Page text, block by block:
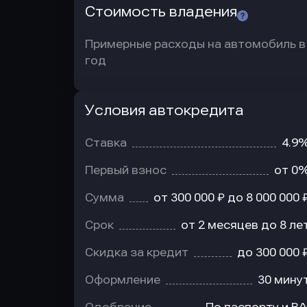
Стоимость владения
Примерные расходы на автомобиль в
год
Условия автокредита
Ставка
Первый взнос от
Сумма от 300 000 ₽ до 8 000 000
Срок от 2 месяцев до 8
Скидка за кредит до 300 000
Оформление 30